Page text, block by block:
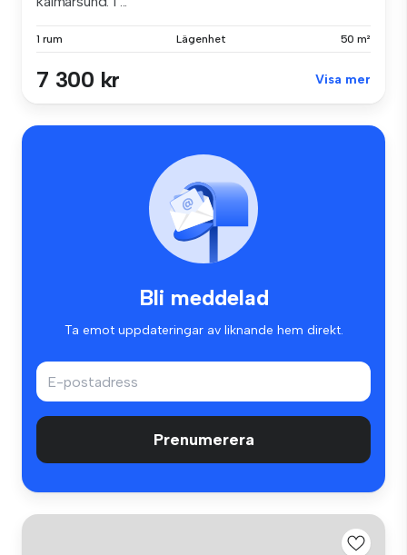
1 rum Lägenhet 50 m²
7 300 kr Visa mer
Bli meddelad
Ta emot uppdateringar av liknande hem direkt.
Prenumerera